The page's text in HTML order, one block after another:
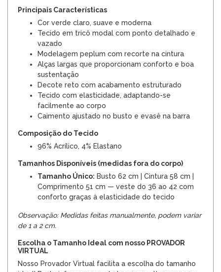
Principais Características
Cor verde claro, suave e moderna
Tecido em tricô modal com ponto detalhado e
vazado
Modelagem peplum com recorte na cintura
Alças largas que proporcionam conforto e boa
sustentação
Decote reto com acabamento estruturado
Tecido com elasticidade, adaptando-se
facilmente ao corpo
Caimento ajustado no busto e evasê na barra
Composição do Tecido
96% Acrílico, 4% Elastano
Tamanhos Disponíveis (medidas fora do corpo)
Tamanho Único: Busto 62 cm | Cintura 58 cm |
Comprimento 51 cm — veste do 36 ao 42 com
conforto graças à elasticidade do tecido
Observação: Medidas feitas manualmente, podem variar
de 1 a 2 cm.
Escolha o Tamanho Ideal com nosso PROVADOR
VIRTUAL
Nosso Provador Virtual facilita a escolha do tamanho